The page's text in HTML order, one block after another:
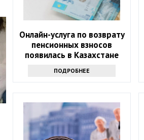
Онлайн-услуга по возврату
пенсионных взносов
появилась в Казахстане
ПОДРОБНЕЕ